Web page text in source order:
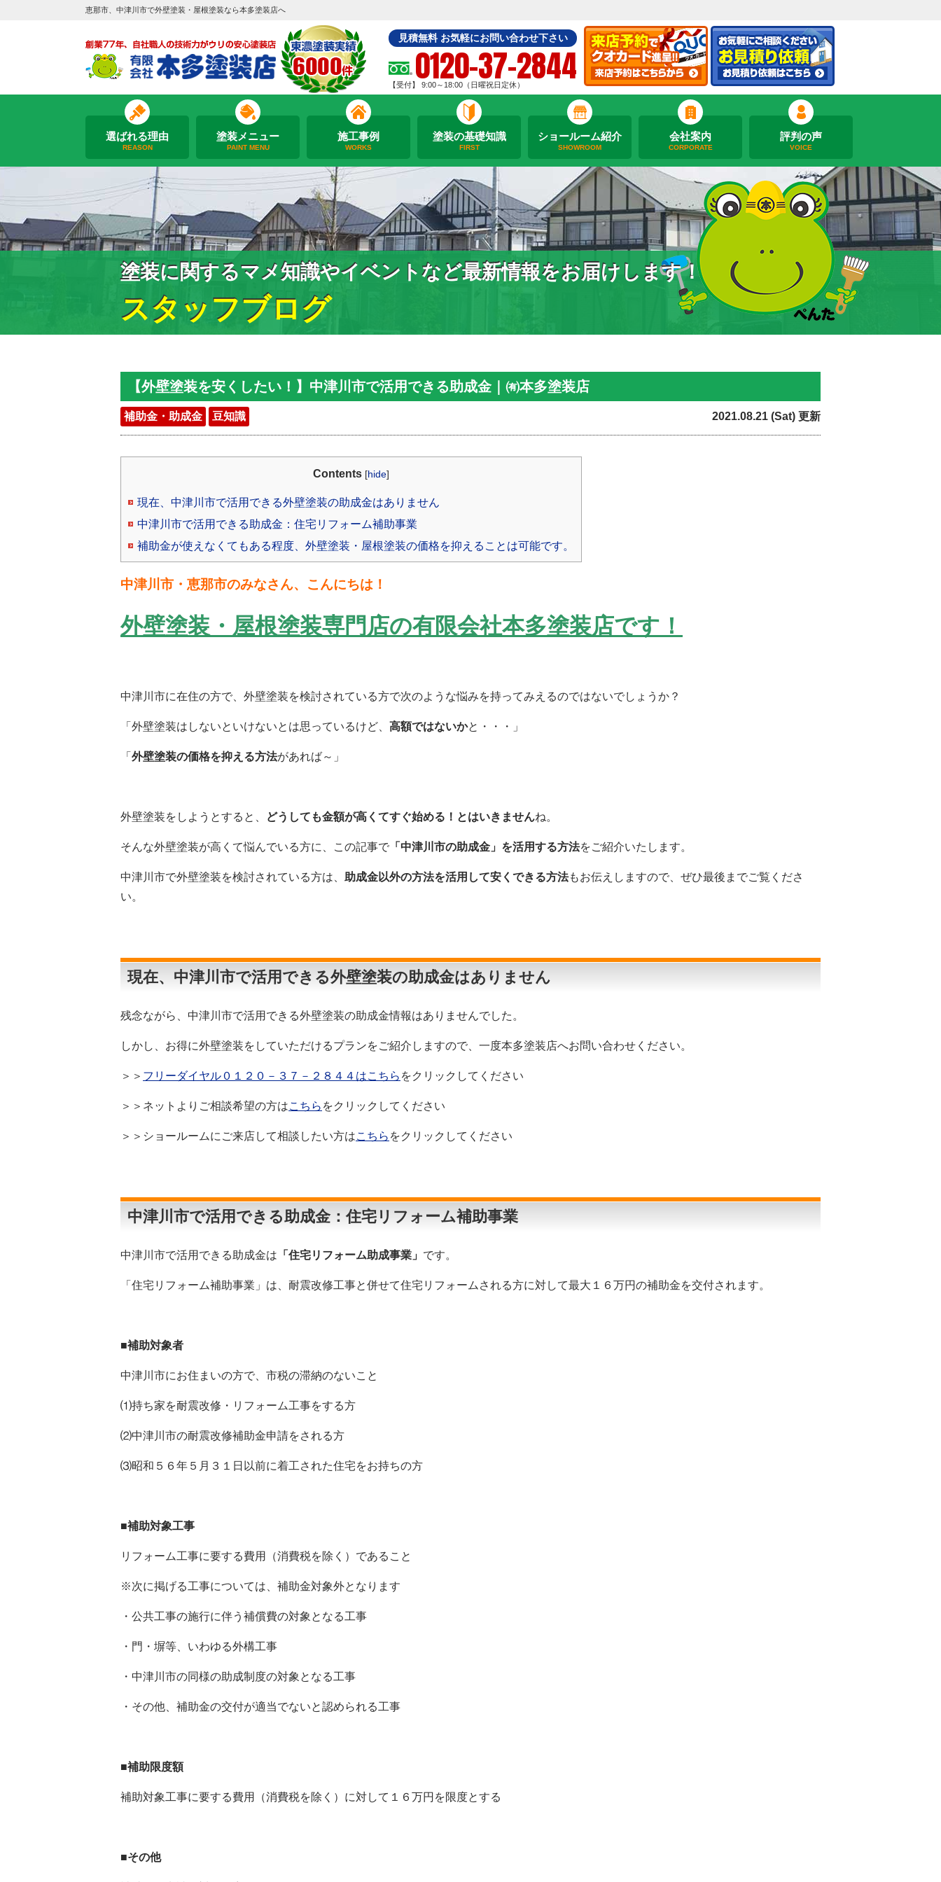
恵那市、中津川市で外壁塗装・屋根塗装なら本多塗装店へ
見積無料 お気軽にお問い合わせ下さい
0120-37-2844
【受付】 9:00～18:00（日曜祝日定休）
選ばれる理由
REASON
塗装メニュー
PAINT MENU
施工事例
WORKS
塗装の基礎知識
FIRST
ショールーム紹介
SHOWROOM
会社案内
CORPORATE
評判の声
VOICE
塗装に関するマメ知識やイベントなど最新情報をお届けします！
スタッフブログ
【外壁塗装を安くしたい！】中津川市で活用できる助成金｜㈲本多塗装店
補助金・助成金 豆知識 2021.08.21 (Sat) 更新
Contents [hide]
現在、中津川市で活用できる外壁塗装の助成金はありません
中津川市で活用できる助成金：住宅リフォーム補助事業
補助金が使えなくてもある程度、外壁塗装・屋根塗装の価格を抑えることは可能です。
中津川市・恵那市のみなさん、こんにちは！
外壁塗装・屋根塗装専門店の有限会社本多塗装店です！
中津川市に在住の方で、外壁塗装を検討されている方で次のような悩みを持ってみえるのではないでしょうか？
「外壁塗装はしないといけないとは思っているけど、 高額ではないかと・・・」
「 外壁塗装の価格を抑える方法があれば～」
外壁塗装をしようとすると、 どうしても金額が高くてすぐ始める！とはいきませんね。
そんな外壁塗装が高くて悩んでいる方に、この記事で 「中津川市の助成金」を活用する方法をご紹介いたします。
中津川市で外壁塗装を検討されている方は、 助成金以外の方法を活用して安くできる方法もお伝えしますので、ぜひ最後までご覧くださ
い。
現在、中津川市で活用できる外壁塗装の助成金はありません
残念ながら、中津川市で活用できる外壁塗装の助成金情報はありませんでした。
しかし、お得に外壁塗装をしていただけるプランをご紹介しますので、一度本多塗装店へお問い合わせください。
＞＞ フリーダイヤル０１２０－３７－２８４４はこちら をクリックしてください
＞＞ネットよりご相談希望の方はこちら をクリックしてください
＞＞ショールームにご来店して相談したい方はこちら をクリックしてください
中津川市で活用できる助成金：住宅リフォーム補助事業
中津川市で活用できる助成金は 「住宅リフォーム助成事業」 です。
「住宅リフォーム補助事業」は、耐震改修工事と併せて住宅リフォームされる方に対して最大１６万円の補助金を交付されます。
■補助対象者
中津川市にお住まいの方で、市税の滞納のないこと
⑴持ち家を耐震改修・リフォーム工事をする方
⑵中津川市の耐震改修補助金申請をされる方
⑶昭和５６年５月３１日以前に着工された住宅をお持ちの方
■補助対象工事
リフォーム工事に要する費用（消費税を除く）であること
※次に掲げる工事については、補助金対象外となります
・公共工事の施行に伴う補償費の対象となる工事
・門・塀等、いわゆる外構工事
・中津川市の同様の助成制度の対象となる工事
・その他、補助金の交付が適当でないと認められる工事
■補助限度額
補助対象工事に要する費用（消費税を除く）に対して１６万円を限度とする
■その他